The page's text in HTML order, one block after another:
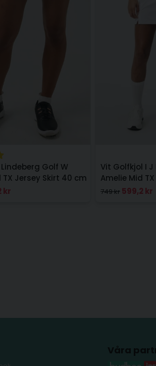
Golf W
TX Jersey Skirt 40 cm
kr
Vit Golfkjol I
Amelie Mid
749 kr 599,2 kr